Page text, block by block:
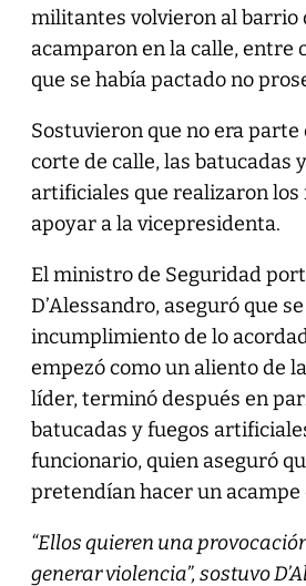
militantes volvieron al barrio
acamparon en la calle, entre
que se había pactado no
Sostuvieron que no era parte
corte de calle, las batucadas
artificiales que realizaron
apoyar a la vicepresidenta.
El ministro de Seguridad
D’Alessandro, aseguró que
incumplimiento de lo
empezó como un aliento de
líder, terminó después en
batucadas y fuegos
funcionario, quien aseguró
pretendían hacer un acampe
“Ellos quieren una
generar violencia”, sostuvo